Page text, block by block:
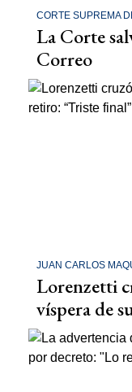
CORTE SUPREMA
La Corte
Correo
JUAN CARLOS
Lorenzetti
víspera de